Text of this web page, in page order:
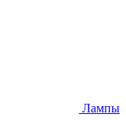
Лампы